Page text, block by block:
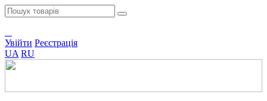
Увійти Реєстрація
UA RU